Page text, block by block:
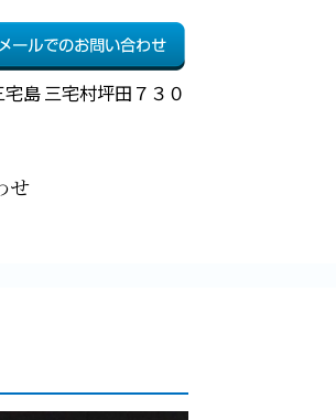
島 三宅村坪田７３０
せ